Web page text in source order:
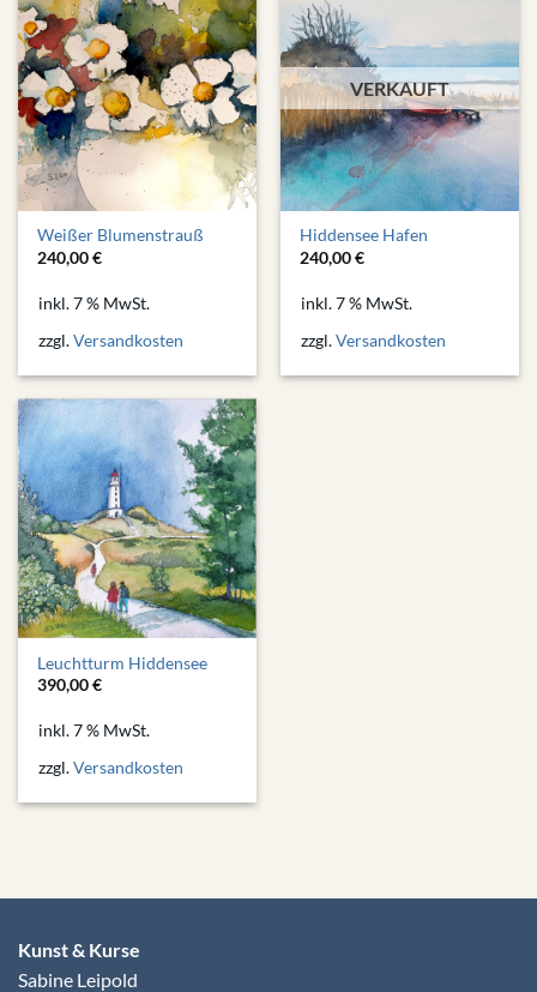
Weißer Blumenstrauß
240,00€
inkl. 7 % MwSt.
zzgl.Versandkosten
VERKAUFT
Hiddensee Hafen
240,00€
inkl. 7 % MwSt.
zzgl.Versandkosten
Leuchtturm Hiddensee
390,00€
inkl. 7 % MwSt.
zzgl.Versandkosten
Kunst & Kurse
Sabine Leipold